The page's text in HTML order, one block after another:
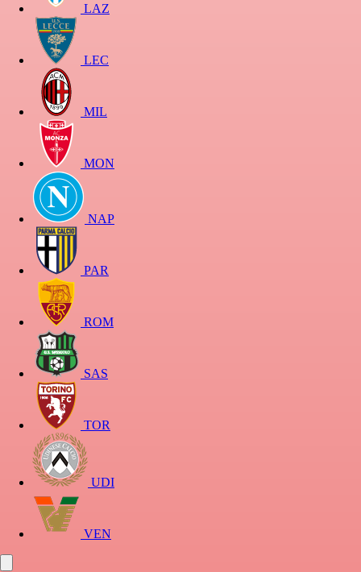
LAZ
LEC
MIL
MON
NAP
PAR
ROM
SAS
TOR
UDI
VEN